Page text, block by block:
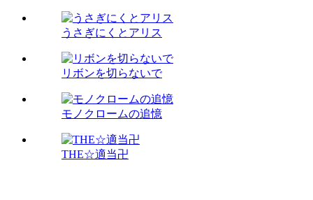
うさぎにくとアリス
リボンを切らないで
モノクロームの追憶
THE☆適当卍